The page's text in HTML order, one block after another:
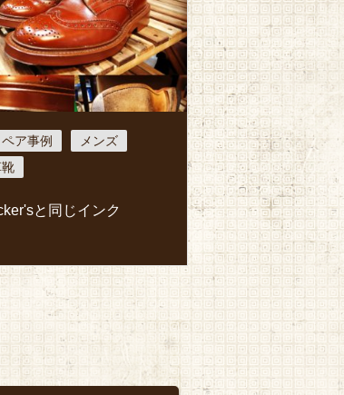
ペア事例
メンズ
と同じインク